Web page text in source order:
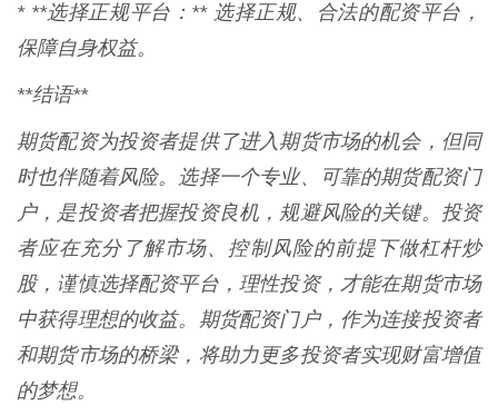
* **选择正规平台：** 选择正规、合法的配资平台，
保障自身权益。
**结语**
期货配资为投资者提供了进入期货市场的机会，但同
时也伴随着风险。选择一个专业、可靠的期货配资门
户，是投资者把握投资良机，规避风险的关键。投资
者应在充分了解市场、控制风险的前提下做杠杆炒
股，谨慎选择配资平台，理性投资，才能在期货市场
中获得理想的收益。期货配资门户，作为连接投资者
和期货市场的桥梁，将助力更多投资者实现财富增值
的梦想。